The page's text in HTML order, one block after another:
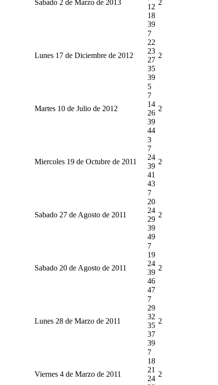
Sabado 2 de Marzo de 2013
12
18
39
2
Lunes 17 de Diciembre de 2012
7
22
23
27
35
39
2
Martes 10 de Julio de 2012
5
7
14
26
39
44
2
Miercoles 19 de Octubre de 2011
3
7
24
39
41
43
2
Sabado 27 de Agosto de 2011
7
20
24
29
39
49
2
Sabado 20 de Agosto de 2011
7
19
24
39
46
47
2
Lunes 28 de Marzo de 2011
7
29
32
35
37
39
2
Viernes 4 de Marzo de 2011
7
18
21
24
2